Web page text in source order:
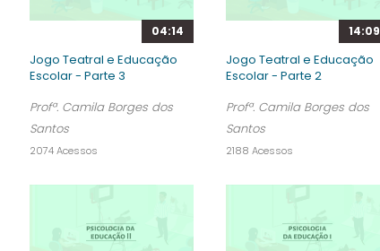
04:14
Jogo Teatral e Educação
Escolar - Parte 3
Profª. Camila Borges dos
Santos
2074 Acessos
14:09
Jogo Teatral e Educação
Escolar - Parte 2
Profª. Camila Borges dos
Santos
2188 Acessos